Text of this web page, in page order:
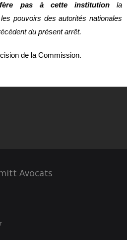
pas à cette institutionla
pouvoirs des autorités nationales
du présent arrêt.
de la Commission.
Avocats